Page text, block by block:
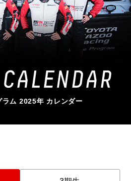
ラム 2025年 カレンダー